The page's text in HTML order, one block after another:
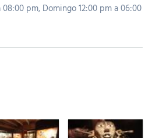
08:00 pm, Domingo 12:00 pm a 06:00